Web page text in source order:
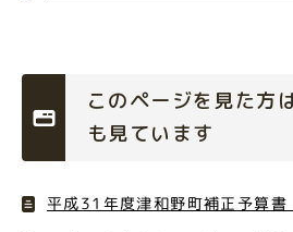
このページを見た方
も見ています
平成31年度津和野町補正予算書